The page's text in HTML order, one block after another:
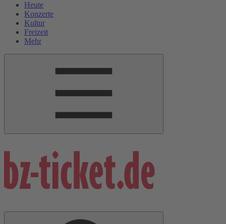
Heute
Konzerte
Kultur
Freizeit
Mehr